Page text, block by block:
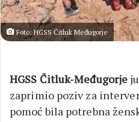
Foto: HGSS Čitluk Međugorje
HGSS Čitluk-Međugorje
zaprimio poziv za
pomoć bila potrebna